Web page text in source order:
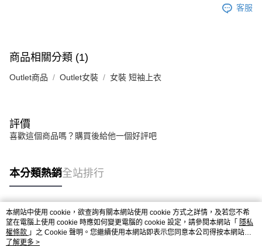
客服
商品相關分類 (1)
Outlet商品 Outlet女裝 女裝 短袖上衣
評價
喜歡這個商品嗎？購買後給他一個好評吧
本分類熱銷全站排行
熱門標籤
本網站中使用 cookie，欲查詢有關本網站使用 cookie 方式之詳情，及若您不希
望在電腦上使用 cookie 時應如何變更電腦的 cookie 設定，請參閱本網站「 隱私
權條款 」之 Cookie 聲明。您繼續使用本網站即表示您同意本公司得按本網站使
用條款之 Cookie 聲明使用 cookie。
了解更多 >